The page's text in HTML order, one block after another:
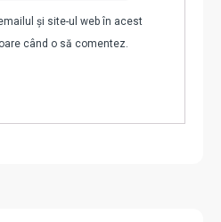
și site-ul web în acest
când o să comentez.